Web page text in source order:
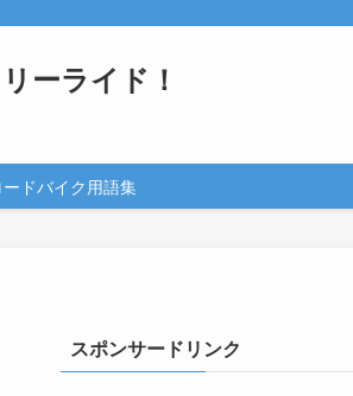
ーライド！
ードバイク用語集
スポンサードリンク